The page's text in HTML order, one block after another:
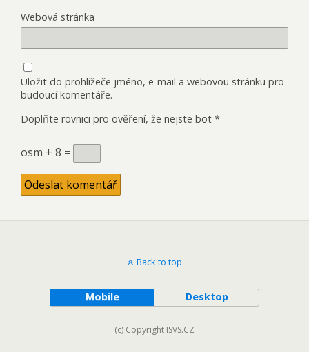
Webová stránka
Uložit do prohlížeče jméno, e-mail a webovou stránku pro
budoucí komentáře.
Doplňte rovnici pro ověření, že nejste bot *
osm + 8 =
Back to top
Mobile Desktop
(c) Copyright ISVS.CZ